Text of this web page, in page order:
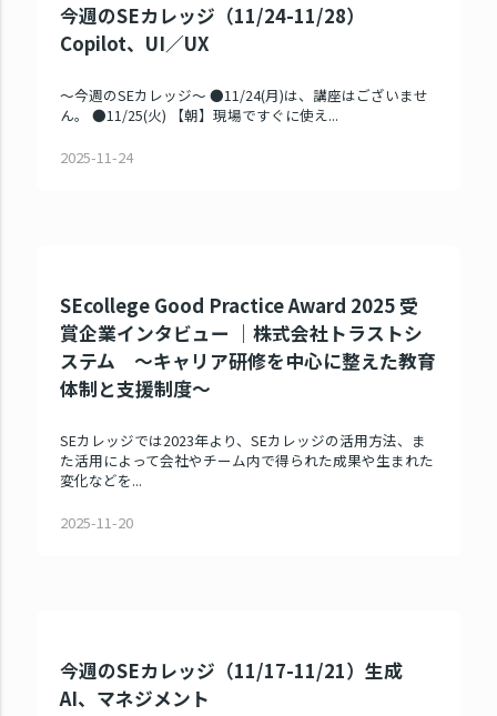
今週のSEカレッジ（11/24-11/28）
Copilot、UI／UX
～今週のSEカレッジ～ ●11/24(月)は、講座はございませ
ん。 ●11/25(火) 【朝】現場ですぐに使え...
2025-11-24
SEcollege Good Practice Award 2025 受
賞企業インタビュー ｜株式会社トラストシ
ステム ～キャリア研修を中心に整えた教育
体制と支援制度～
SEカレッジでは2023年より、SEカレッジの活用方法、ま
た活用によって会社やチーム内で得られた成果や生まれた
変化などを...
2025-11-20
今週のSEカレッジ（11/17-11/21）生成
AI、マネジメント